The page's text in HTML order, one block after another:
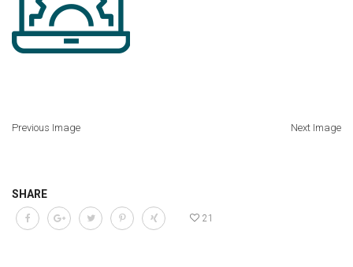
Previous Image Next Image
SHARE
21